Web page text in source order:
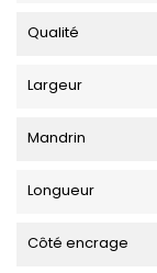
Qualité
Largeur
Mandrin
Longueur
Côté encrage